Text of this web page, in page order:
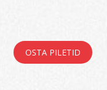
OSTA PILETID